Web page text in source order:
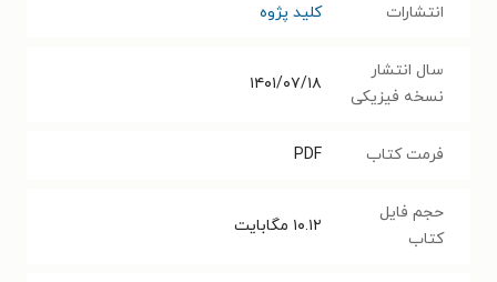
انتشارات کلید پژوه
سال انتشار
نسخه فیزیکی
۱۴۰۱/۰۷/۱۸
فرمت کتاب PDF
حجم فایل
کتاب
۱۰.۱۲ مگابایت